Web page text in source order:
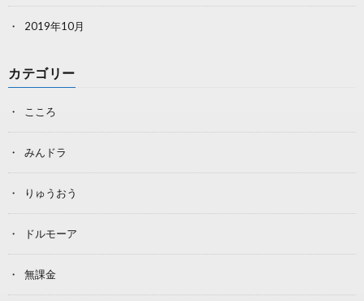
2019年10月
カテゴリー
こころ
みんドラ
りゅうおう
ドルモーア
無課金